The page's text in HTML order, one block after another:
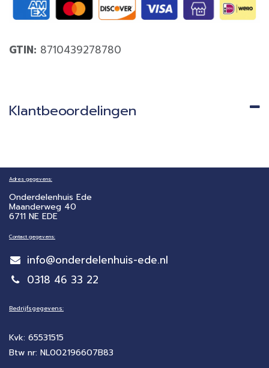
GTIN: 8710439278780
Klantbeoordelingen
Adres gegevens:
Onderdelenhuis Ede
Maanderweg 40
6711 NE EDE
Contact gegevens:
info@onderdelenhuis-ede.nl
0318 46 33 22
Bedrijfsgegevens:
Kvk: 65531515
Btw nr: NL002196607B83